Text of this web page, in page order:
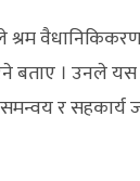
श्रम
बताए । उनले यस
र सहकार्य